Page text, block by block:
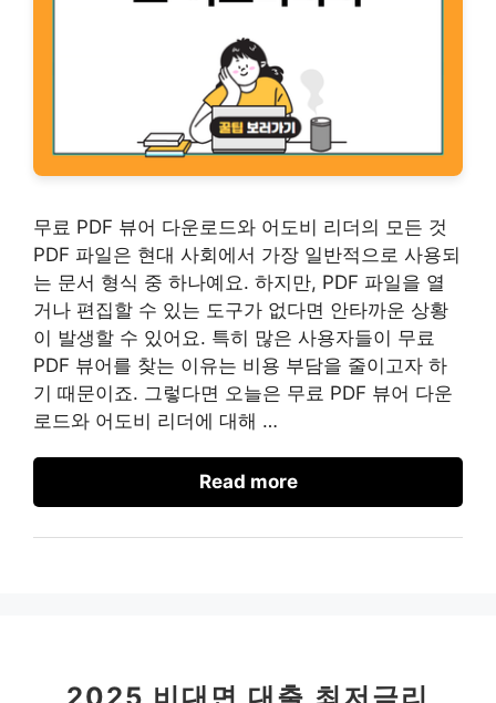
무료 PDF 뷰어 다운로드와 어도비 리더의 모든 것
PDF 파일은 현대 사회에서 가장 일반적으로 사용되
는 문서 형식 중 하나예요. 하지만, PDF 파일을 열
거나 편집할 수 있는 도구가 없다면 안타까운 상황
이 발생할 수 있어요. 특히 많은 사용자들이 무료
PDF 뷰어를 찾는 이유는 비용 부담을 줄이고자 하
기 때문이죠. 그렇다면 오늘은 무료 PDF 뷰어 다운
로드와 어도비 리더에 대해 …
Read more